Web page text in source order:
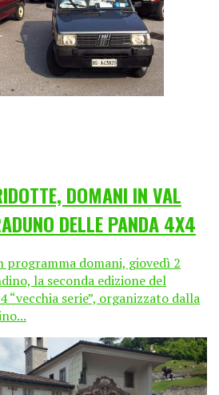
DOMANI IN VAL
DELLE PANDA 4X4
programma domani, giovedì 2
la seconda edizione del
“vecchia serie”, organizzato dalla